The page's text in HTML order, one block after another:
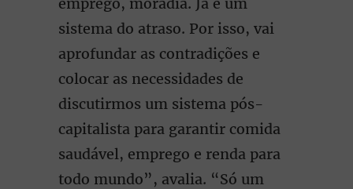
sistema do atraso. Por isso, vai
aprofundar as contradições e
colocar as necessidades de
discutirmos um sistema pós-
capitalista para garantir comida
saudável, emprego e renda para
todo mundo”, avalia. “Só um